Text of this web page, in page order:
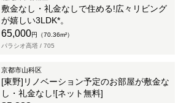
敷金なし・礼金なしで住める!広々リビング
が嬉しい3LDK*。
65,000円（70.36m²）
パラシオ高塔 / 705
京都市山科区
[東野]リノベーション予定のお部屋が敷金な
し・礼金なし![ネット無料]